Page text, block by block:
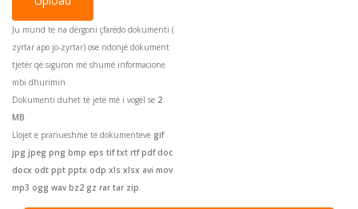
Ju mund të na dërgoni çfarëdo dokumenti (
zyrtar apo jo-zyrtar) ose ndonjë dokument
tjetër që siguron më shumë informacione
mbi dhurimin
Dokumenti duhet të jetë më i vogël se 2
MB
Llojet e pranueshme të dokumenteve gif
jpg jpeg png bmp eps tif txt rtf pdf doc
docx odt ppt pptx odp xls xlsx avi mov
mp3 ogg wav bz2 gz rar tar zip